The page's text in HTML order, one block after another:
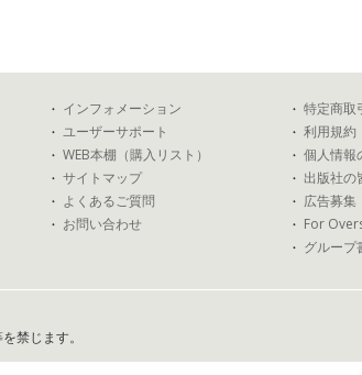
インフォメーション
ユーザーサポート
WEB本棚（購入リスト）
サイトマップ
よくあるご質問
お問い合わせ
特定商取
利用規約
個人情報
出版社の
広告募集
For
グループ
禁じます。